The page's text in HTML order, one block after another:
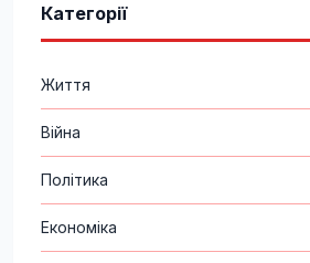
Категорії
Життя
Війна
Політика
Економіка